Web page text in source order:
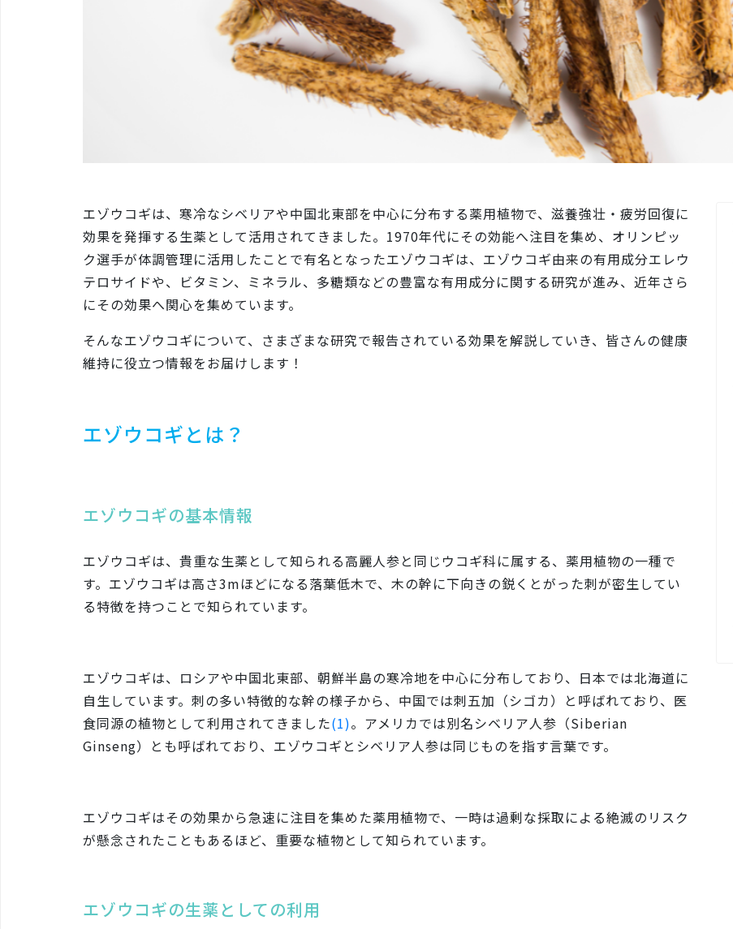
エゾウコギは、寒冷なシベリアや中国北東部を中心に分布する薬用植物で、滋養強壮・疲労回復に
効果を発揮する生薬として活用されてきました。1970年代にその効能へ注目を集め、オリンピッ
ク選手が体調管理に活用したことで有名となったエゾウコギは、エゾウコギ由来の有用成分エレウ
テロサイドや、ビタミン、ミネラル、多糖類などの豊富な有用成分に関する研究が進み、近年さら
にその効果へ関心を集めています。
そんなエゾウコギについて、さまざまな研究で報告されている効果を解説していき、皆さんの健康
維持に役立つ情報をお届けします！
エゾウコギとは？
エゾウコギの基本情報
エゾウコギは、貴重な生薬として知られる高麗人参と同じウコギ科に属する、薬用植物の一種で
す。エゾウコギは高さ3mほどになる落葉低木で、木の幹に下向きの鋭くとがった刺が密生してい
る特徴を持つことで知られています。
エゾウコギは、ロシアや中国北東部、朝鮮半島の寒冷地を中心に分布しており、日本では北海道に
自生しています。刺の多い特徴的な幹の様子から、中国では​​​​刺五加（シゴカ）と呼ばれており、医
食同源の植物として利用されてきました(1)。アメリカでは別名シベリア人参（Siberian
Ginseng）とも呼ばれており、エゾウコギとシベリア人参は同じものを指す言葉です。
エゾウコギはその効果から急速に注目を集めた薬用植物で、一時は過剰な採取による絶滅のリスク
が懸念されたこともあるほど、重要な植物として知られています。
エゾウコギの生薬としての利用